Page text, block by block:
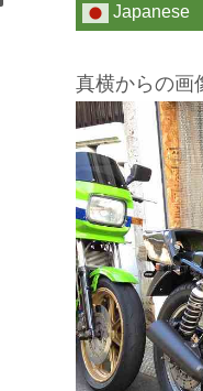
Japanese
真横からの画